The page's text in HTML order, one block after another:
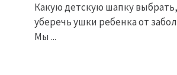
Какую детскую шапку
уберечь ушки ребенка от
Мы ...